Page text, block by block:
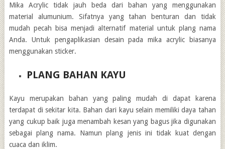
Mika Acrylic tidak jauh beda dari bahan yang menggunakan
material alumunium. Sifatnya yang tahan benturan dan tidak
mudah pecah bisa menjadi alternatif material untuk plang nama
Anda. Untuk pengaplikasian desain pada mika acrylic biasanya
menggunakan sticker.
PLANG BAHAN KAYU
Kayu merupakan bahan yang paling mudah di dapat karena
terdapat di sekitar kita. Bahan dari kayu selain memiliki daya tahan
yang cukup baik juga menambah kesan yang bagus jika digunakan
sebagai plang nama. Namun plang jenis ini tidak kuat dengan
cuaca dan iklim.